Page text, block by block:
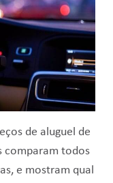
de aluguel de
comparam todos
e mostram qual